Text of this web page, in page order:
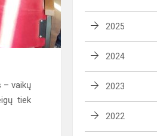
– vaikų
tiek
2025
2024
2023
2022